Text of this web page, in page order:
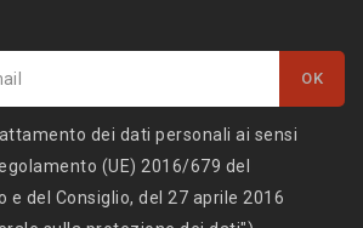
dei dati personali ai sensi
(UE) 2016/679 del
e del Consiglio, del 27 aprile 2016